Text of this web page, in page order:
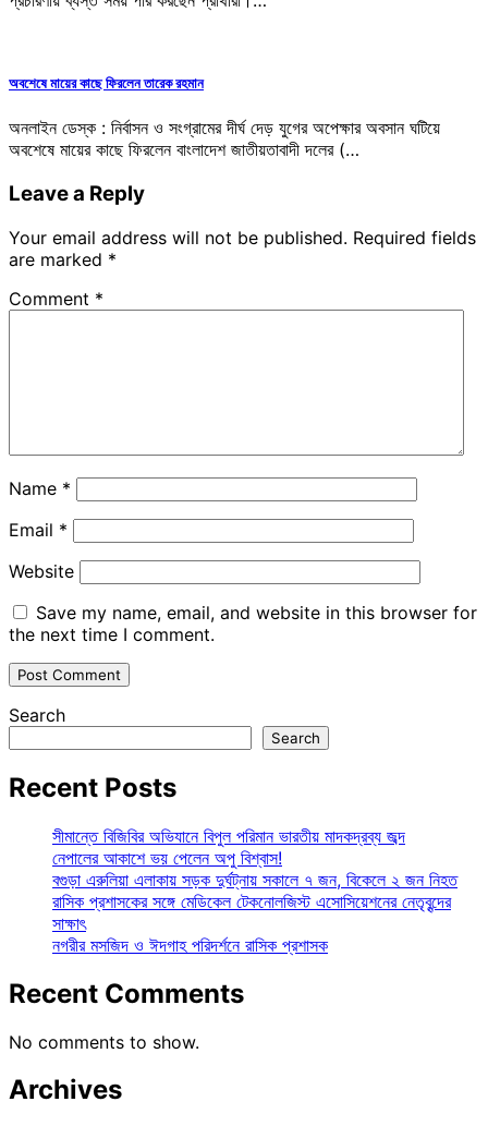
অবশেষে মায়ের কাছে ফিরলেন তারেক রহমান
অনলাইন ডেস্ক : নির্বাসন ও সংগ্রামের দীর্ঘ দেড় যুগের অপেক্ষার অবসান ঘটিয়ে
অবশেষে মায়ের কাছে ফিরলেন বাংলাদেশ জাতীয়তাবাদী দলের (…
Leave a Reply
Your email address will not be published. Required fields
are marked *
Comment *
Name *
Email *
Website
Save my name, email, and website in this browser for
the next time I comment.
Search
Search
Recent Posts
সীমান্তে বিজিবির অভিযানে বিপুল পরিমান ভারতীয় মাদকদ্রব্য জব্দ
নেপালের আকাশে ভয় পেলেন অপু বিশ্বাস!
বগুড়া এরুলিয়া এলাকায় সড়ক দুর্ঘট্নায় সকালে ৭ জন, বিকেলে ২ জন নিহত
রাসিক প্রশাসকের সঙ্গে মেডিকেল টেকনোলজিস্ট এসোসিয়েশনের নেতৃবৃন্দের
সাক্ষাৎ
নগরীর মসজিদ ও ঈদগাহ পরিদর্শনে রাসিক প্রশাসক
Recent Comments
No comments to show.
Archives